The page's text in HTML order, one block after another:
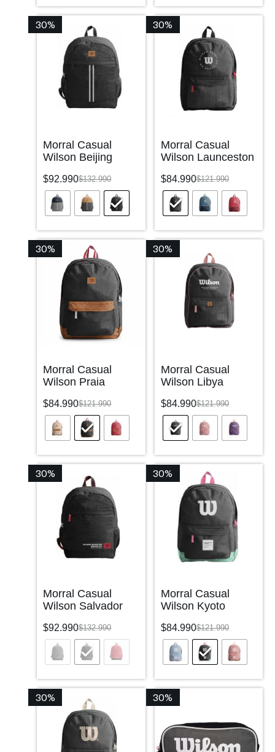
30%
Morral Casual
Wilson Beijing
$132.990
$92.990
30%
Morral Casual
Wilson Launceston
$121.990
$84.990
30%
Morral Casual
Wilson Praia
$121.990
$84.990
30%
Morral Casual
Wilson Libya
$121.990
$84.990
30%
Morral Casual
Wilson Salvador
$132.990
$92.990
30%
Morral Casual
Wilson Kyoto
$121.990
$84.990
30% 30%